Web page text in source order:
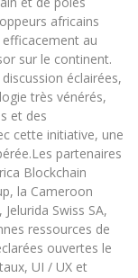
africains
au
sur le continent.
éclairées,
très vénérés,
et des
cette initiative, une
partenaires
Blockchain
la Cameroon
Swiss SA,
ressources de
ouvertes le
UI / UX et